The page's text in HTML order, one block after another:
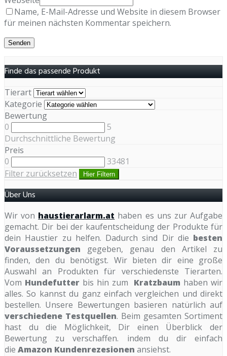
Name, E-Mail-Adresse und Website in diesem Browser
für meinen nächsten Kommentar speichern.
Finde das passende Produkt
Tierart
Kategorie
Bewertung
0
5
Durchschnittliche Bewertung
Preis
0
33481
Filter zurücksetzen
Hier Filtern
Über Uns
Wir von haustierarlarm.at haben es uns zur Aufgabe
gemacht. Dir bei der kaufentscheidung der Produkte für
dein Haustier zu helfen. Dadurch sind Dir die besten
Voraussetzungen gegeben, genau den Artikel zu
finden, den du benötigst. Wir bieten dir eine große
Auswahl an Produkten für verschiedenste Tierarten.
Vom Hundefutter bis hin zum Kratzbaum haben wir
alles. So kannst du ganz einfach vergleichen und direkt
bestellen. Unsere Bewertungen basieren natürlich auf
verschiedene Testquellen. Beim gesamten Sortiment
hast du die Möglichkeit, Dir einen Überblick der
Bewertung zu verschaffen. indem du dir einfach
die Amazon Kundenrezesionen ansiehst.